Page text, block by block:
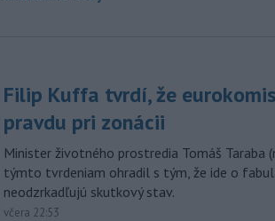
Filip Kuffa tvrdí, že
pravdu pri zonácii
Minister životného prostredia Tomáš Taraba
týmto tvrdeniam ohradil s tým, že ide o
neodzrkadľujú skutkový stav.
včera 22:53